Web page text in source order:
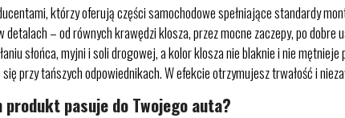
którzy oferują części samochodowe spełniające standardy
– od równych krawędzi klosza, przez mocne zaczepy, po
słońca, myjni i soli drogowej, a kolor klosza nie blaknie i nie
przy tańszych odpowiednikach. W efekcie otrzymujesz trwałość i
pasuje do Twojego auta?